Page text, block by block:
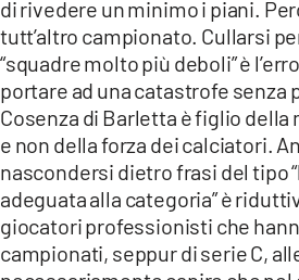
ILREGGINO.IT
COSENZACHANNEL.IT
ILVIBONESE.IT
CATANZAROCHANNEL.IT
LACAPITALENEWS.IT
App
ANDROID
di rivedere un minimo i piani.
tutt’altro campionato. Cullarsi
“squadre molto più deboli” è
portare ad una catastrofe senza
Cosenza di Barletta è figlio della
e non della forza dei calciatori.
nascondersi dietro frasi del tipo
adeguata alla categoria” è
giocatori professionisti che
campionati, seppur di serie C,